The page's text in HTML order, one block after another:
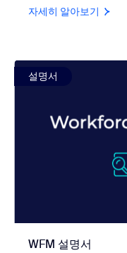
자세히 알아보기
view WFM 설명서
설명서
WFM 설명서